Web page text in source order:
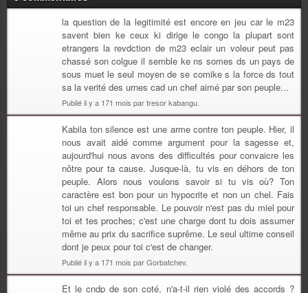
la question de la legitimité est encore en jeu car le m23
savent bien ke ceux ki dirige le congo la plupart sont
etrangers la revdction de m23 eclair un voleur peut pas
chassé son colgue il semble ke ns somes ds un pays de
sous muet le seul moyen de se comike s la force ds tout
sa la verité des urnes cad un chef aimé par son peuple...
Publié il y a 171 mois par tresor kabangu.
Kabila ton silence est une arme contre ton peuple. Hier, il
nous avait aidé comme argument pour la sagesse et,
aujourd'hui nous avons des difficultés pour convaicre les
nôtre pour ta cause. Jusque-là, tu vis en déhors de ton
peuple. Alors nous voulons savoir si tu vis où? Ton
caractère est bon pour un hypocrite et non un chel. Fais
toi un chef responsable. Le pouvoir n'est pas du miel pour
toi et tes proches; c'est une charge dont tu dois assumer
même au prix du sacrifice suprême. Le seul ultime conseil
dont je peux pour toi c'est de changer.
Publié il y a 171 mois par Gorbatchev.
Et le cndp de son coté, n'a-t-il rien violé des accords ?